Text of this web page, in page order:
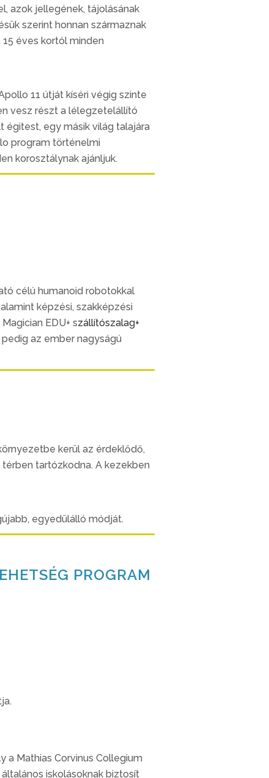
azok jellegének, tájolásának
szerint honnan származnak
éves kortól minden
11 útját kíséri végig szinte
vesz részt a lélegzetelállító
égitest, egy másik világ talajára
program történelmi
korosztálynak ajánljuk.
célú humanoid robotokkal
képzési, szakképzési
Magician EDU+ szállítószalag+
az ember nagyságú
kerül az érdeklődő,
tartózkodna. A kezekben
egyedülálló módját.
PROGRAM
a Mathias Corvinus Collegium
iskolásoknak biztosít